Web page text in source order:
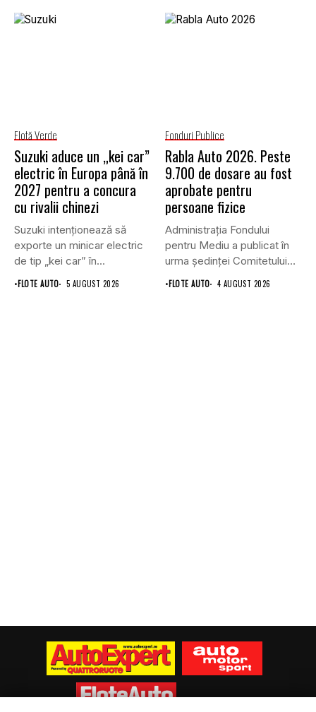
Flotă Verde
Suzuki aduce un „kei car”
electric în Europa până în
2027 pentru a concura
cu rivalii chinezi
Suzuki intenționează să
exporte un minicar electric
de tip „kei car” în...
•FLOTE AUTO 5 AUGUST 2026
Fonduri Publice
Rabla Auto 2026. Peste
9.700 de dosare au fost
aprobate pentru
persoane fizice
Administrația Fondului
pentru Mediu a publicat în
urma ședinței Comitetului
de Avizare,...
•FLOTE AUTO 4 AUGUST 2026